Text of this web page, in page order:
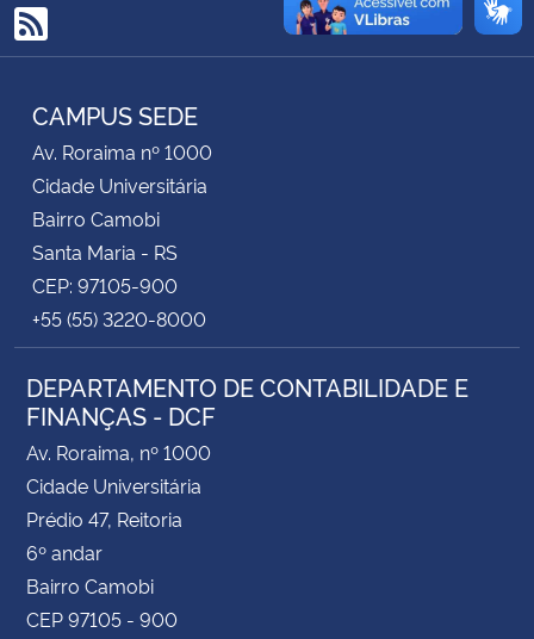
Controladoria-Geral da União
Secretaria-Geral
Secretaria de Governo
Gabinete de Segurança Institucional
Advocacia-Geral da União
Banco Central do Brasil
Planalto
RSS
CAMPUS SEDE
Av. Roraima nº 1000
Cidade Universitária
Bairro Camobi
Santa Maria - RS
CEP: 97105-900
+55 (55) 3220-8000
DEPARTAMENTO DE CONTABILIDADE E
FINANÇAS - DCF
Av. Roraima, nº 1000
Cidade Universitária
Prédio 47, Reitoria
6º andar
Bairro Camobi
CEP 97105 - 900